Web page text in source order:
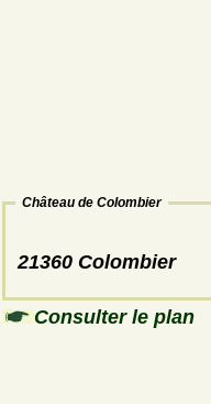
Château de Colombier
21360 Colombier
Consulter le plan